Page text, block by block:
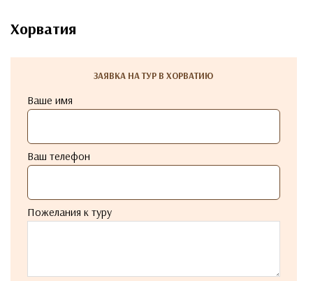
Хорватия
ЗАЯВКА НА ТУР В ХОРВАТИЮ
Ваше имя
Ваш телефон
Пожелания к туру